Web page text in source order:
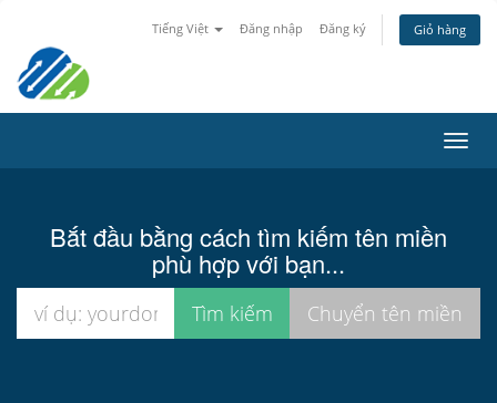
Tiếng Việt Đăng nhập Đăng ký Giỏ hàng
Bắt đầu bằng cách tìm kiếm tên miền
phù hợp với bạn...